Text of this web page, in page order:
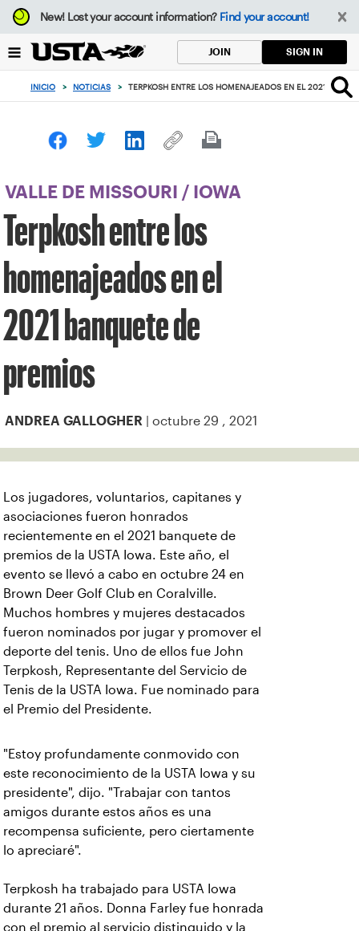
Enfoque
desde
botón
volver
principio
New!Lost your account information? Find your account!
JOIN SIGN IN
INICIO > NOTICIAS > TERPKOSH ENTRE LOS HOMENAJEADOS EN EL 2021
VALLE DE MISSOURI / IOWA
Terpkosh entre los
homenajeados en el
2021 banquete de
premios
ANDREA GALLOGHER | octubre 29 , 2021
Los jugadores, voluntarios, capitanes y
asociaciones fueron honrados
recientemente en el 2021 banquete de
premios de la USTA Iowa. Este año, el
evento se llevó a cabo en octubre 24 en
Brown Deer Golf Club en Coralville.
Muchos hombres y mujeres destacados
fueron nominados por jugar y promover el
deporte del tenis. Uno de ellos fue John
Terpkosh, Representante del Servicio de
Tenis de la USTA Iowa. Fue nominado para
el Premio del Presidente.
"Estoy profundamente conmovido con
este reconocimiento de la USTA Iowa y su
presidente", dijo. "Trabajar con tantos
amigos durante estos años es una
recompensa suficiente, pero ciertamente
lo apreciaré".
Terpkosh ha trabajado para USTA Iowa
durante 21 años. Donna Farley fue honrada
con el premio al servicio distinguido y la